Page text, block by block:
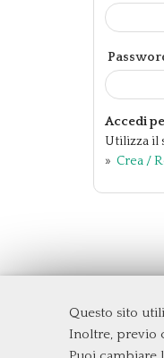
Questo sito
Inoltre, previo
Accedi
Utilizza il
» Crea /